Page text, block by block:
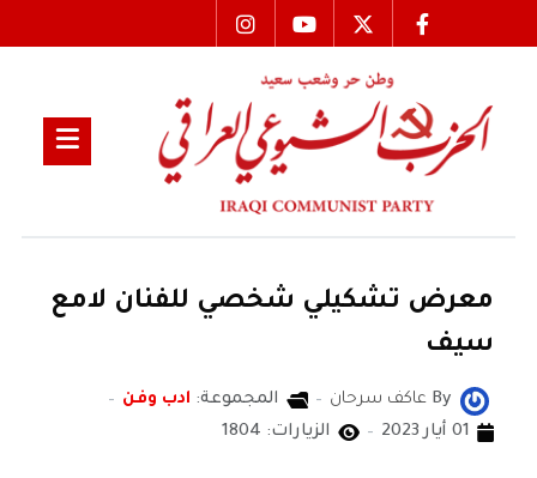
معرض تشكيلي شخصي للفنان لامع
سيف
By عاكف سرحان المجموعة: ادب وفن
01 أيار 2023
الزيارات: 1804